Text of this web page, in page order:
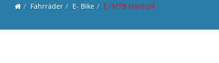
Fahrräder E- Bike E- MTB Hardtail